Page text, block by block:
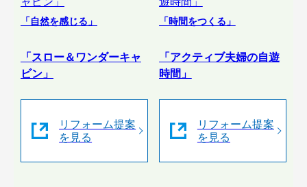
「自然を感じる」
「スロー＆ワンダーキャ
ビン」
リフォーム提案
を見る
「時間をつくる」
「アクティブ夫婦の自遊
時間」
リフォーム提案
を見る